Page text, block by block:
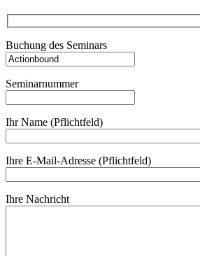
Buchung des Seminars
Seminarnummer
Ihr Name (Pflichtfeld)
Ihre E-Mail-Adresse (Pflichtfeld)
Ihre Nachricht